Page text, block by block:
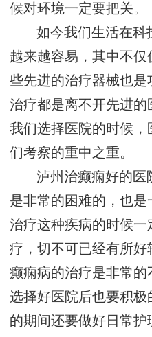
候对环境一定要把关。
如今我们生活在科
越来越容易，其中不
些先进的治疗器械也是
治疗都是离不开先进
我们选择医院的时候
们考察的重中之重。
泸州治癫痫好的医
是非常的困难的，也
治疗这种疾病的时候
疗，切不可已经有所
癫痫病的治疗是非常
选择好医院后也要积
的期间还要做好日常